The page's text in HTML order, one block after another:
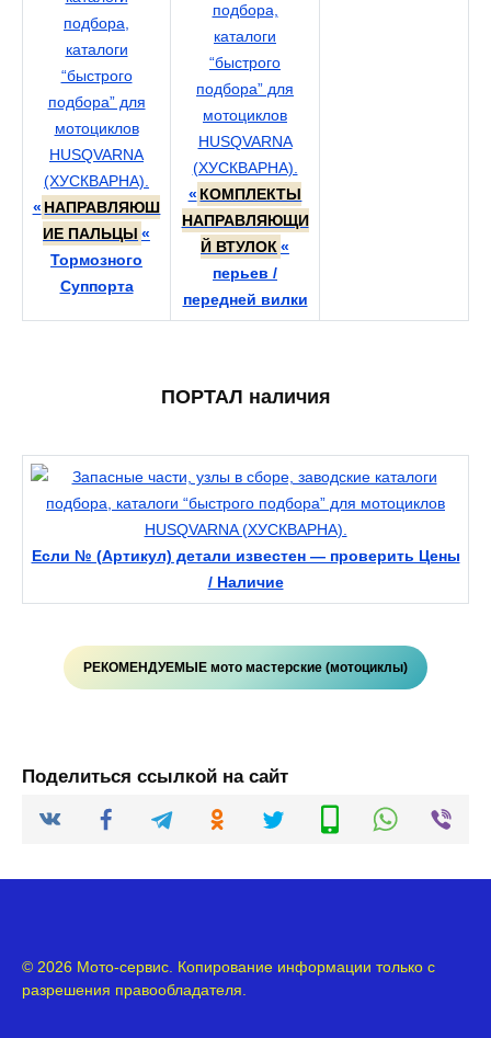
« НАПРАВЛЯЮШ
ИЕ ПАЛЬЦЫ «
Тормозного
Суппорта
« КОМПЛЕКТЫ
НАПРАВЛЯЮЩИ
Й ВТУЛОК «
перьев /
передней вилки
ПОРТАЛ наличия
Если № (Артикул) детали известен — проверить Цены
/ Наличие
РЕКОМЕНДУЕМЫЕ мото мастерские (мотоциклы)
Поделиться ссылкой на сайт
© 2026 Мото-сервис. Копирование информации только с
разрешения правообладателя.